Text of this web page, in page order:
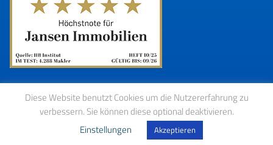
Diese Website benutzt Cookies um die Nutzererfahrung zu
verbessern. Sie können diese optional deaktivieren.
Einstellungen
Akzeptieren